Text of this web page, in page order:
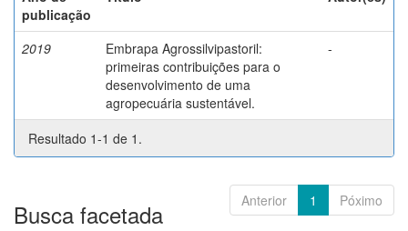
publicação
2019
Embrapa Agrossilvipastoril:
primeiras contribuições para o
desenvolvimento de uma
agropecuária sustentável.
-
Resultado 1-1 de 1.
Anterior 1 Póximo
Busca facetada